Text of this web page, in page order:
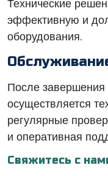
Технические
эффективную и
оборудования.
После
осуществляется
регулярные
и оперативная
Свяжитесь с